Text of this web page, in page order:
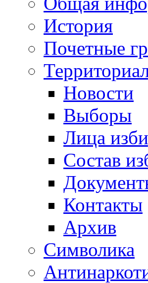
История
Почетные
Новости
Выборы
Лица
Состав
Контакты
Архив
Символика